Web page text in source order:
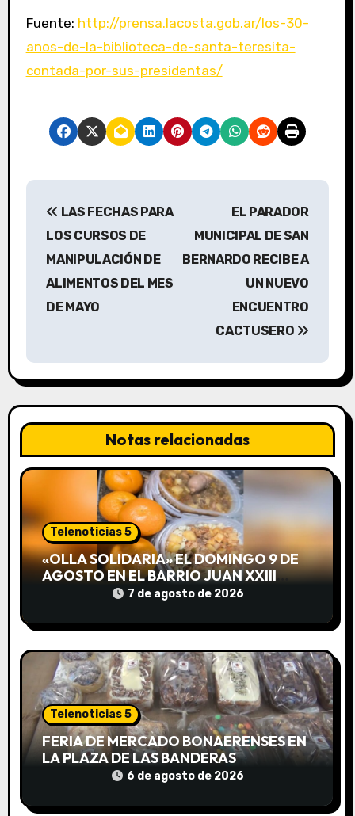
Fuente: http://prensa.lacosta.gob.ar/los-30-
anos-de-la-biblioteca-de-santa-teresita-
contada-por-sus-presidentas/
N
a
c
i
ó
n
d
e
e
n
t
a
d
LAS FECHAS PARA
LOS CURSOS DE
MANIPULACIÓN DE
ALIMENTOS DEL MES
DE MAYO
EL PARADOR
MUNICIPAL DE SAN
BERNARDO RECIBE A
UN NUEVO
ENCUENTRO
CACTUSERO
Notas relacionadas
Telenoticias 5
«OLLA SOLIDARIA» EL DOMINGO 9 DE
AGOSTO EN EL BARRIO JUAN XXIII
DESDE LAS 13 HS7 de agosto de 2026
Telenoticias 5
FERIA DE MERCADO BONAERENSES EN
LA PLAZA DE LAS BANDERAS
6 de agosto de 2026